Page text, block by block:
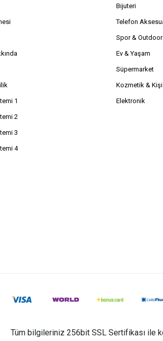
1
2
3
4
Bijuteri
Telefon
Spor & Outdoor
Ev & Yaşam
Süpermarket
Kozmetik &
Elektronik
Tüm bilgileriniz 256bit SSL Sertifikası ile